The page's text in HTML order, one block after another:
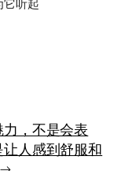
它听起
，不是会表
人感到舒服和